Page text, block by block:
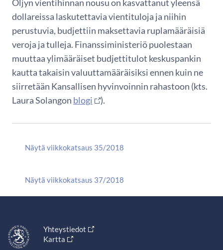
Öljyn vientihinnan nousu on kasvattanut yleensä
dollareissa laskutettavia vientituloja ja niihin
perustuvia, budjettiin maksettavia ruplamääräisiä
veroja ja tulleja. Finanssiministeriö puolestaan
muuttaa ylimääräiset budjettitulot keskuspankin
kautta takaisin valuuttamääräisiksi ennen kuin ne
siirretään Kansallisen hyvinvoinnin rahastoon (kts.
Laura Solangon blogi ).
Näytä viikkokatsaus 35/2018
Näytä viikkokatsaus 37/2018
Yhteystiedot
Kartta